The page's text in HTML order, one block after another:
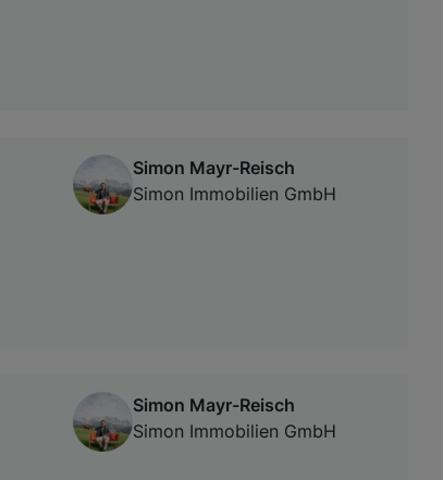
Simon Mayr-Reisch
Simon Immobilien GmbH
Simon Mayr-Reisch
Simon Immobilien GmbH